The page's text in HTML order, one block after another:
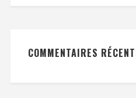
COMMENTAIRES